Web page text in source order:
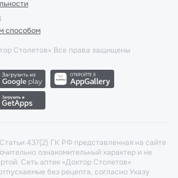
способом
Столетов» Все права защищены
437(2) ГК РФ представленная на сайте
ознакомительный характер и не
Сеть аптек «Доктор Столетов»
без рецепта, согласно Указу